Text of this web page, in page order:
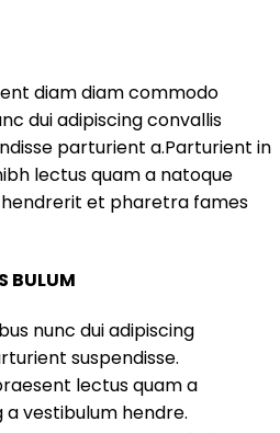
diam diam commodo
dui adipiscing convallis
parturient a.Parturient in
lectus quam a natoque
et pharetra fames
BULUM
nunc dui adipiscing
suspendisse.
lectus quam a
vestibulum hendre.